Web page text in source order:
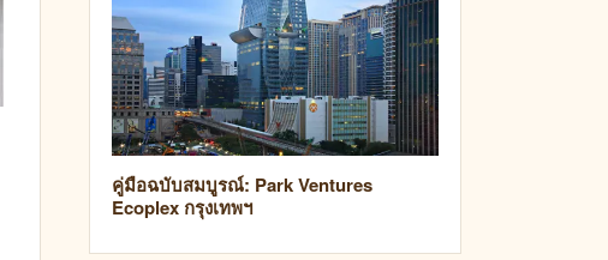
คู่มือฉบับสมบูรณ์: Park Ventures
Ecoplex กรุงเทพฯ